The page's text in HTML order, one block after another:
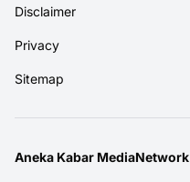
Disclaimer
Privacy
Sitemap
Aneka Kabar MediaNetwork